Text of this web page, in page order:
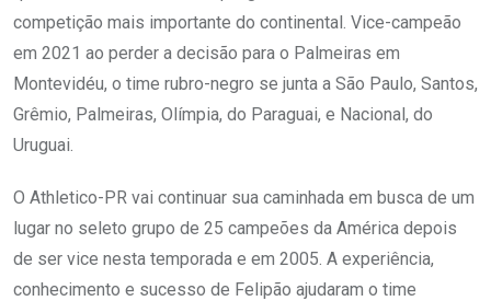
competição mais importante do continental. Vice-campeão
em 2021 ao perder a decisão para o Palmeiras em
Montevidéu, o time rubro-negro se junta a São Paulo, Santos,
Grêmio, Palmeiras, Olímpia, do Paraguai, e Nacional, do
Uruguai.
O Athletico-PR vai continuar sua caminhada em busca de um
lugar no seleto grupo de 25 campeões da América depois
de ser vice nesta temporada e em 2005. A experiência,
conhecimento e sucesso de Felipão ajudaram o time